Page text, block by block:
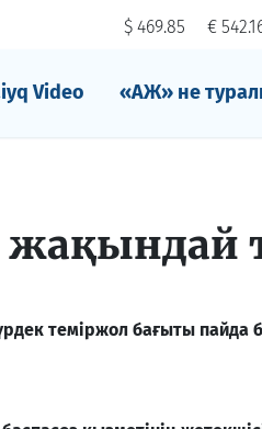
$ 469.85 €
Video «АЖ» не
жақындай
теміржол бағыты пайда